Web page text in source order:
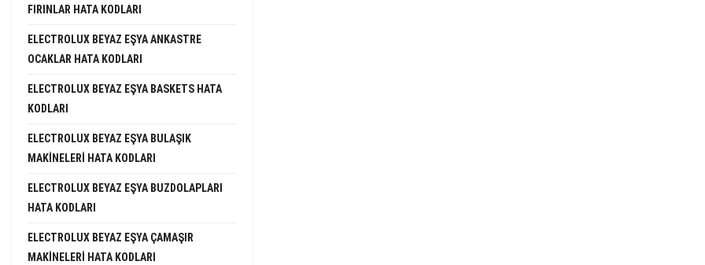
FIRINLAR HATA KODLARI
ELECTROLUX BEYAZ EŞYA ANKASTRE
OCAKLAR HATA KODLARI
ELECTROLUX BEYAZ EŞYA BASKETS HATA
KODLARI
ELECTROLUX BEYAZ EŞYA BULAŞIK
MAKINELERI HATA KODLARI
ELECTROLUX BEYAZ EŞYA BUZDOLAPLARI
HATA KODLARI
ELECTROLUX BEYAZ EŞYA ÇAMAŞIR
MAKINELERI HATA KODLARI